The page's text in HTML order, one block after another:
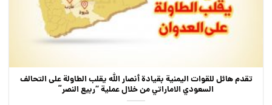
تقدم هائل للقوات اليمنية بقيادة أنصار الله يقلب الطاولة على التحالف
السعودي الاماراتي من خلال عملية “ربيع النصر”